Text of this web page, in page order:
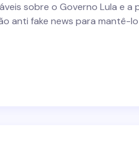
sobre o Governo Lula e
anti fake news para mantê-